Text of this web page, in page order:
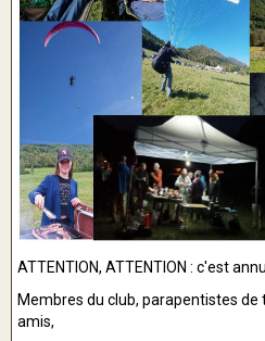
ATTENTION, ATTENTION : c'est
Membres du club, parapentistes
amis,